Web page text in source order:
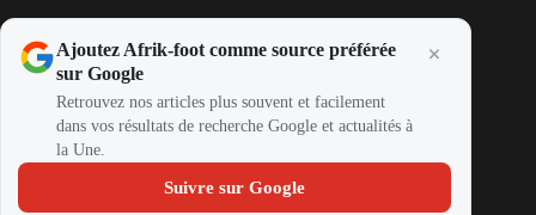
Ajoutez Afrik-foot comme source préférée
sur Google
Retrouvez nos articles plus souvent et facilement
dans vos résultats de recherche Google et actualités à
la Une.
Suivre sur Google